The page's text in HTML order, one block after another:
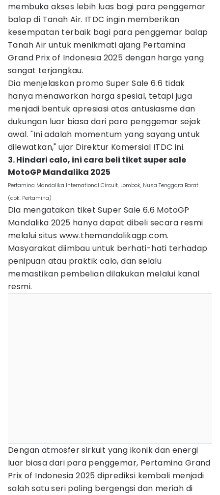
membuka akses lebih luas bagi para penggemar
balap di Tanah Air. ITDC ingin memberikan
kesempatan terbaik bagi para penggemar balap
Tanah Air untuk menikmati ajang Pertamina
Grand Prix of Indonesia 2025 dengan harga yang
sangat terjangkau.
Dia menjelaskan promo Super Sale 6.6 tidak
hanya menawarkan harga spesial, tetapi juga
menjadi bentuk apresiasi atas antusiasme dan
dukungan luar biasa dari para penggemar sejak
awal. "Ini adalah momentum yang sayang untuk
dilewatkan," ujar Direktur Komersial ITDC ini.
3. Hindari calo, ini cara beli tiket super sale
MotoGP Mandalika 2025
Pertamina Mandalika International Circuit, Lombok, Nusa Tenggara Barat
(dok. Pertamina)
Dia mengatakan tiket Super Sale 6.6 MotoGP
Mandalika 2025 hanya dapat dibeli secara resmi
melalui situs www.themandalikagp.com.
Masyarakat diimbau untuk berhati-hati terhadap
penipuan atau praktik calo, dan selalu
memastikan pembelian dilakukan melalui kanal
resmi.
Dengan atmosfer sirkuit yang ikonik dan energi
luar biasa dari para penggemar, Pertamina Grand
Prix of Indonesia 2025 diprediksi kembali menjadi
salah satu seri paling bergengsi dan meriah di